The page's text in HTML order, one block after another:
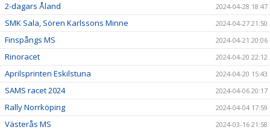
2-dagars Åland 2024-04-28 18:47
SMK Sala, Sören Karlssons Minne 2024-04-27 21:50
Finspångs MS 2024-04-21 20:06
Rinoracet 2024-04-20 22:12
Aprilsprinten Eskilstuna 2024-04-20 15:43
SAMS racet 2024 2024-04-06 20:17
Rally Norrköping 2024-04-04 17:59
Västerås MS 2024-03-16 21:58